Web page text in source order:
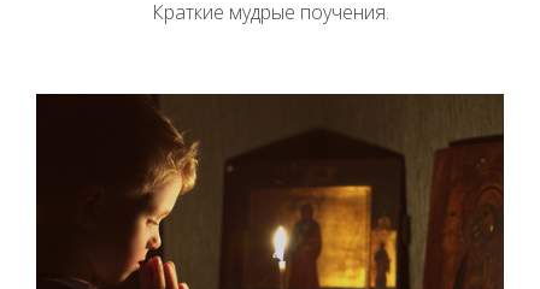
Краткие мудрые поучения.